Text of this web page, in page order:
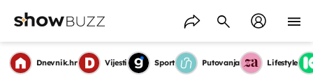
Dnevnik.hr Vijesti Sport Putovanja Lifestyle